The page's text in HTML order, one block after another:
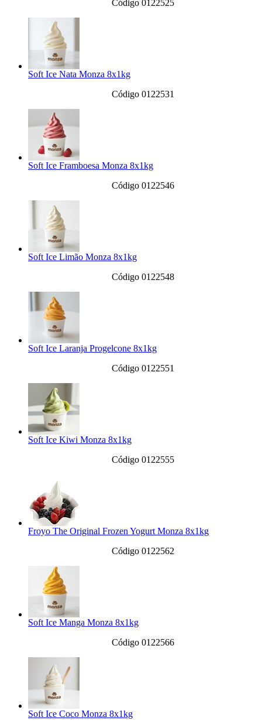
Código 0122525
Soft Ice Nata Monza 8x1kg
Código 0122531
Soft Ice Framboesa Monza 8x1kg
Código 0122546
Soft Ice Limão Monza 8x1kg
Código 0122548
Soft Ice Laranja Progelcone 8x1kg
Código 0122551
Soft Ice Kiwi Monza 8x1kg
Código 0122555
Froyo The Original Frozen Yogurt Monza 8x1kg
Código 0122562
Soft Ice Manga Monza 8x1kg
Código 0122566
Soft Ice Coco Monza 8x1kg